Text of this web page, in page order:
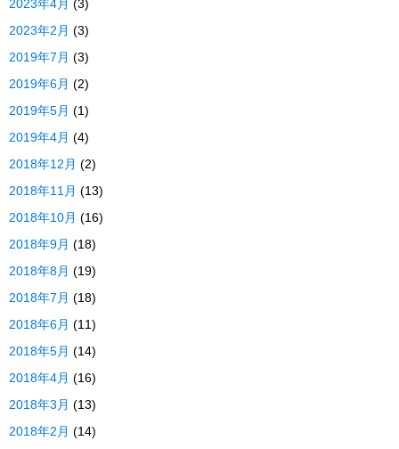
2023年4月 (3)
2023年2月 (3)
2019年7月 (3)
2019年6月 (2)
2019年5月 (1)
2019年4月 (4)
2018年12月 (2)
2018年11月 (13)
2018年10月 (16)
2018年9月 (18)
2018年8月 (19)
2018年7月 (18)
2018年6月 (11)
2018年5月 (14)
2018年4月 (16)
2018年3月 (13)
2018年2月 (14)